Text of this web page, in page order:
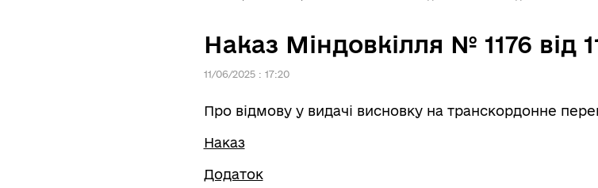
Наказ Міндовкілля № 1176 від
11/06/2025 : 17:20
Про відмову у видачі висновку на транскордонне
Наказ
Додаток